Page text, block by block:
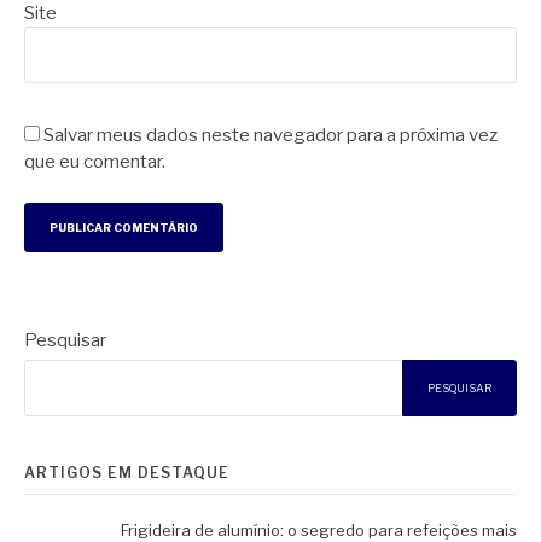
Site
Salvar meus dados neste navegador para a próxima vez
que eu comentar.
Pesquisar
PESQUISAR
ARTIGOS EM DESTAQUE
Frigideira de alumínio: o segredo para refeições mais